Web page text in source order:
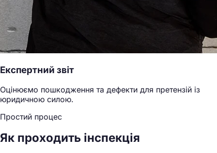
Експертний звіт
Оцінюємо пошкодження та дефекти для претензій із
юридичною силою.
Простий процес
Як проходить інспекція